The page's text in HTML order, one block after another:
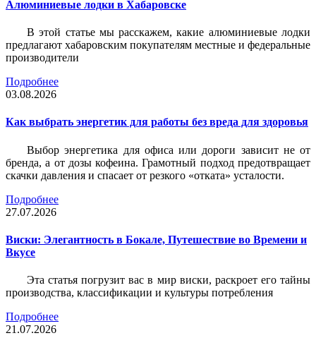
Алюминиевые лодки в Хабаровске
В этой статье мы расскажем, какие алюминиевые лодки
предлагают хабаровским покупателям местные и федеральные
производители
Подробнее
03.08.2026
Как выбрать энергетик для работы без вреда для здоровья
Выбор энергетика для офиса или дороги зависит не от
бренда, а от дозы кофеина. Грамотный подход предотвращает
скачки давления и спасает от резкого «отката» усталости.
Подробнее
27.07.2026
Виски: Элегантность в Бокале, Путешествие во Времени и
Вкусе
Эта статья погрузит вас в мир виски, раскроет его тайны
производства, классификации и культуры потребления
Подробнее
21.07.2026